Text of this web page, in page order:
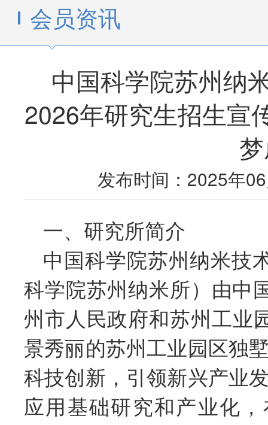
会员资讯
中国科学院苏州纳
2026年研究生招生
发布时间：2025年
一、研究所简介
中国科学院苏州纳米技
科学院苏州纳米所）由中
州市人民政府和苏州工业
景秀丽的苏州工业园区独
科技创新，引领新兴产业
应用基础研究和产业化